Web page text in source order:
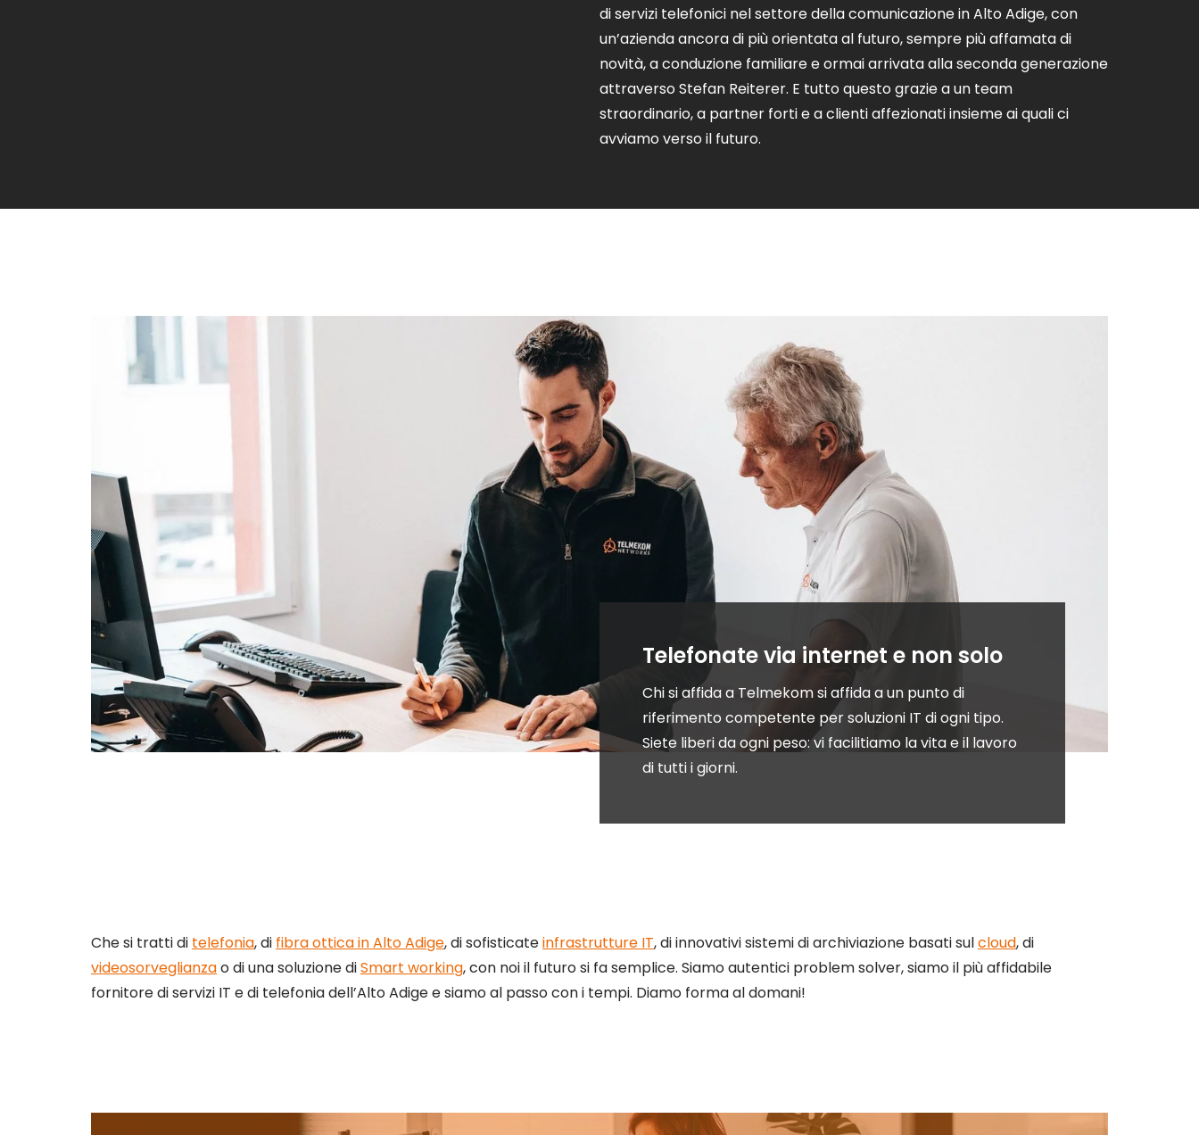
di servizi telefonici nel settore della comunicazione in Alto Adige, con
un’azienda ancora di più orientata al futuro, sempre più affamata di
novità, a conduzione familiare e ormai arrivata alla seconda generazione
attraverso Stefan Reiterer. E tutto questo grazie a un team
straordinario, a partner forti e a clienti affezionati insieme ai quali ci
avviamo verso il futuro.
Telefonate via internet e non solo
Chi si affida a Telmekom si affida a un punto di
riferimento competente per soluzioni IT di ogni tipo.
Siete liberi da ogni peso: vi facilitiamo la vita e il lavoro
di tutti i giorni.
Che si tratti di telefonia, di fibra ottica in Alto Adige, di sofisticateinfrastrutture IT, di innovativi sistemi di archiviazione basati sulcloud, di
videosorveglianzao di una soluzione diSmart working, con noi il futuro si fa semplice. Siamo autentici problem solver, siamo il più affidabile
fornitore di servizi IT e di telefonia dell’Alto Adige e siamo al passo con i tempi. Diamo forma al domani!